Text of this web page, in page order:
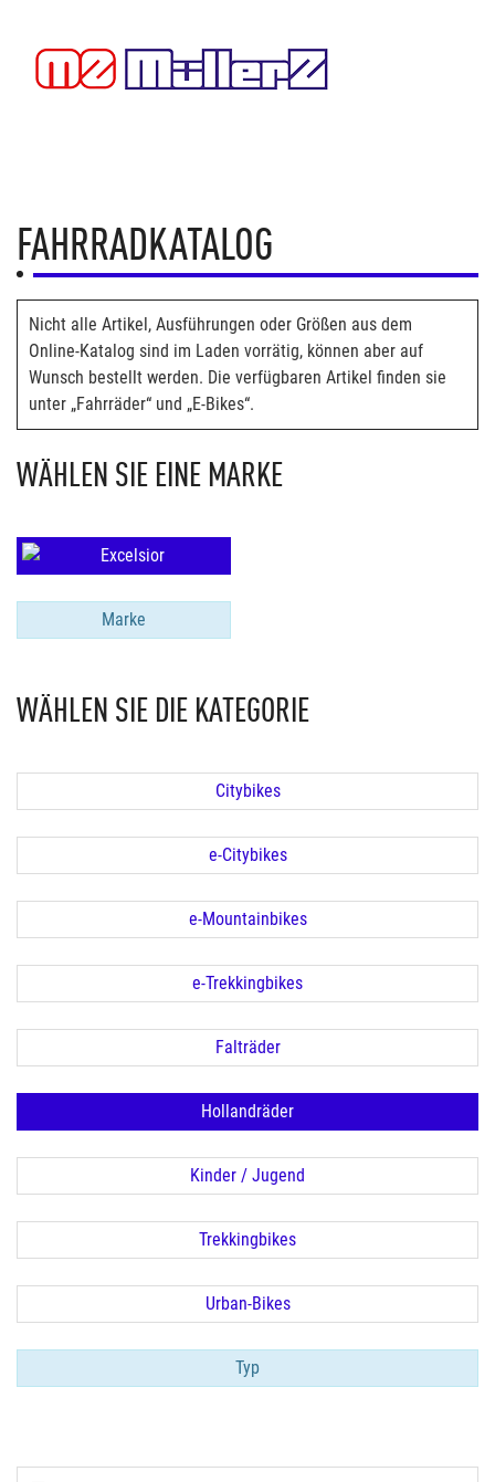
FAHRRADKATALOG
Nicht alle Artikel, Ausführungen oder Größen aus dem
Online-Katalog sind im Laden vorrätig, können aber auf
Wunsch bestellt werden. Die verfügbaren Artikel finden sie
unter „Fahrräder“ und „E-Bikes“.
WÄHLEN SIE EINE MARKE
Marke
WÄHLEN SIE DIE KATEGORIE
Citybikes
e-Citybikes
e-Mountainbikes
e-Trekkingbikes
Falträder
Hollandräder
Kinder / Jugend
Trekkingbikes
Urban-Bikes
Typ